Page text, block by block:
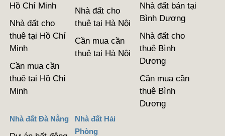
Hồ Chí Minh
Nhà đất cho
thuê tại Hồ Chí
Minh
Cần mua cần
thuê tại Hồ Chí
Minh
Nhà đất cho
thuê tại Hà Nội
Cần mua cần
thuê tại Hà Nội
Nhà đất bán tại
Bình Dương
Nhà đất cho
thuê Bình
Dương
Cần mua cần
thuê Bình
Dương
Nhà đất Đà Nẵng
Nhà đất Hải
Phòng